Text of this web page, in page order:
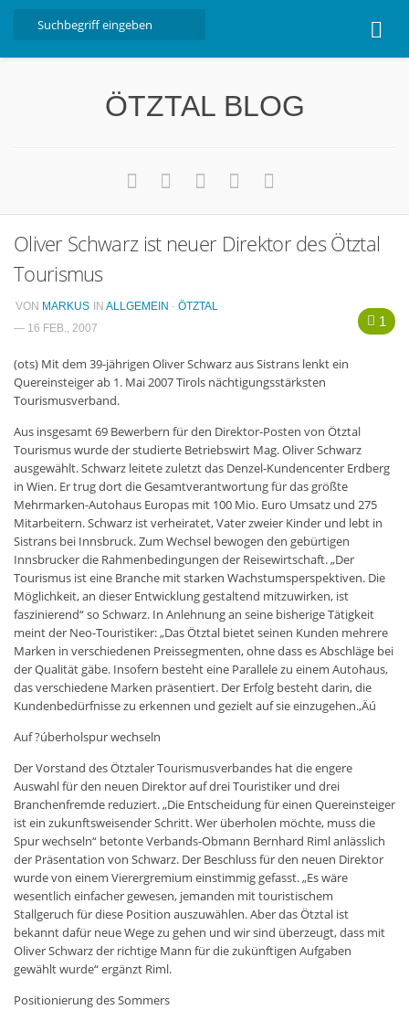
Nützliche Informationen
Free W-LAN Verzeichnis Ötztal
Kostenloser Bustransfer ins Gletscherskigebiet von
Impressum
Kontakt
Datenschutzerklärung
ÖTZTAL BLOG
Oliver Schwarz ist neuer Direktor des Ötztal
Tourismus
1
VON MARKUS IN ALLGEMEIN · ÖTZTAL
— 16 FEB., 2007
(ots) Mit dem 39-jährigen Oliver Schwarz aus Sistrans lenkt ein
Quereinsteiger ab 1. Mai 2007 Tirols nächtigungsstärksten
Tourismusverband.
Aus insgesamt 69 Bewerbern für den Direktor-Posten von Ötztal
Tourismus wurde der studierte Betriebswirt Mag. Oliver Schwarz
ausgewählt. Schwarz leitete zuletzt das Denzel-Kundencenter Erdberg
in Wien. Er trug dort die Gesamtverantwortung für das größte
Mehrmarken-Autohaus Europas mit 100 Mio. Euro Umsatz und 275
Mitarbeitern. Schwarz ist verheiratet, Vater zweier Kinder und lebt in
Sistrans bei Innsbruck. Zum Wechsel bewogen den gebürtigen
Innsbrucker die Rahmenbedingungen der Reisewirtschaft. „Der
Tourismus ist eine Branche mit starken Wachstumsperspektiven. Die
Möglichkeit, an dieser Entwicklung gestaltend mitzuwirken, ist
faszinierend“ so Schwarz. In Anlehnung an seine bisherige Tätigkeit
meint der Neo-Touristiker: „Das Ötztal bietet seinen Kunden mehrere
Marken in verschiedenen Preissegmenten, ohne dass es Abschläge bei
der Qualität gäbe. Insofern besteht eine Parallele zu einem Autohaus,
das verschiedene Marken präsentiert. Der Erfolg besteht darin, die
Kundenbedürfnisse zu erkennen und gezielt auf sie einzugehen.‚Äú
Auf ?úberholspur wechseln
Der Vorstand des Ötztaler Tourismusverbandes hat die engere
Auswahl für den neuen Direktor auf drei Touristiker und drei
Branchenfremde reduziert. „Die Entscheidung für einen Quereinsteiger
ist ein zukunftsweisender Schritt. Wer überholen möchte, muss die
Spur wechseln“ betonte Verbands-Obmann Bernhard Riml anlässlich
der Präsentation von Schwarz. Der Beschluss für den neuen Direktor
wurde von einem Vierergremium einstimmig gefasst. „Es wäre
wesentlich einfacher gewesen, jemanden mit touristischem
Stallgeruch für diese Position auszuwählen. Aber das Ötztal ist
bekannt dafür neue Wege zu gehen und wir sind überzeugt, dass mit
Oliver Schwarz der richtige Mann für die zukünftigen Aufgaben
gewählt wurde“ ergänzt Riml.
Positionierung des Sommers